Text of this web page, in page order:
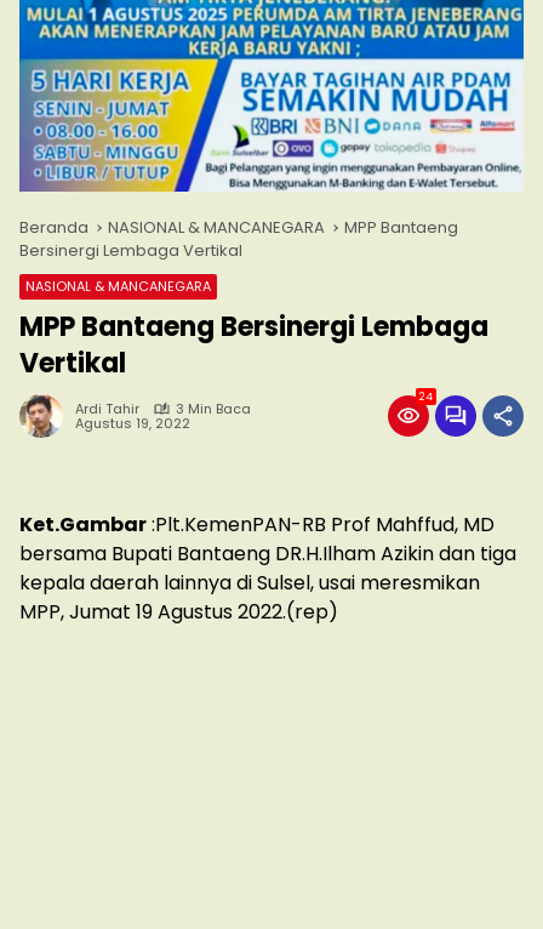
Beranda NASIONAL & MANCANEGARA
MPP Bantaeng
Bersinergi Lembaga Vertikal
NASIONAL & MANCANEGARA
MPP Bantaeng Bersinergi Lembaga
Vertikal
Ardi Tahir 3 Min Baca
Agustus 19, 2022
24
Ket.Gambar:Plt.KemenPAN-RB Prof Mahffud, MD
bersama Bupati Bantaeng DR.H.Ilham Azikin dan tiga
kepala daerah lainnya di Sulsel, usai meresmikan
MPP, Jumat 19 Agustus 2022.(rep)